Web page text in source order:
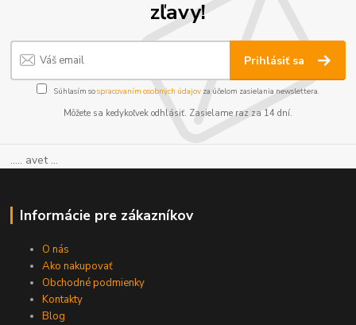
zľavy!
Prihlásiť sa
Súhlasím sospracovaním osobných údajov za účelom zasielania newslettera.
Môžete sa kedykoľvek odhlásiť. Zasielame raz za 14 dní.
..... avet ...
Informácie pre zákazníkov
O nás
Ako nakupovať
Obchodné podmienky
Kontakty
Blog